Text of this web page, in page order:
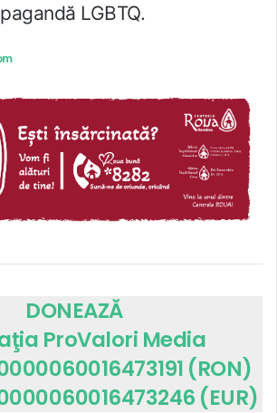
LGBTQ.
DONEAZĂ
ProValori Media
(RON)
(EUR)